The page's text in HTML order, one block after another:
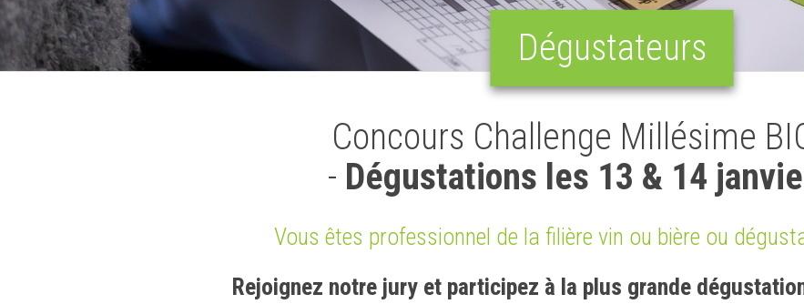
Dégustateurs
Concours Challenge Millésime
- Dégustations les 13 & 14
Vous êtes professionnel de la filière vin ou bière ou
Rejoignez notre jury et participez à la plus grande